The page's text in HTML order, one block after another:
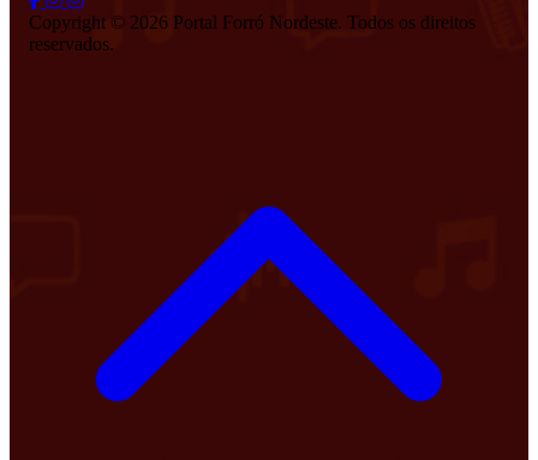
Copyright © 2026 Portal Forró Nordeste. Todos os direitos
reservados.